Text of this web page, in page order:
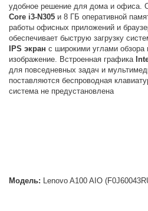
удобное решение для дома и офиса.
Core i3-N305 и 8 ГБ оперативной
работы офисных приложений и
обеспечивает быструю загрузку
IPS экран с широкими углами обзора
изображение. Встроенная графика
для повседневных задач и
поставляются беспроводная
система не предустановлена
Модель: Lenovo A100 AIO